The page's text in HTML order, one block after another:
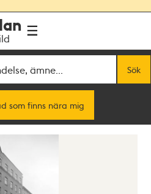
Sök
som finns nära mig